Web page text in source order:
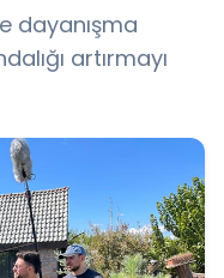
dayanışma
artırmayı